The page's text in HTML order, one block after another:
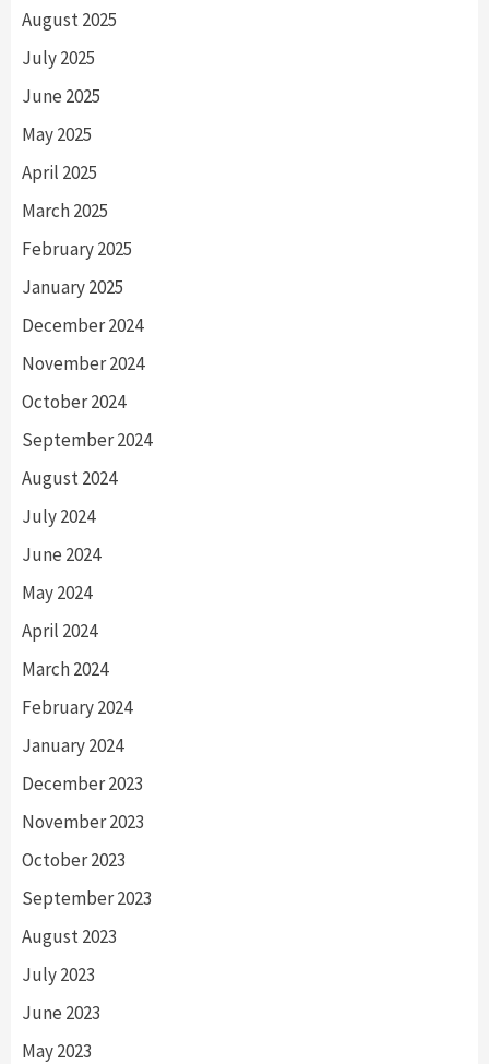
August 2025
July 2025
June 2025
May 2025
April 2025
March 2025
February 2025
January 2025
December 2024
November 2024
October 2024
September 2024
August 2024
July 2024
June 2024
May 2024
April 2024
March 2024
February 2024
January 2024
December 2023
November 2023
October 2023
September 2023
August 2023
July 2023
June 2023
May 2023